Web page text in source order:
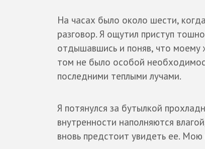
На часах было около шести,
разговор. Я ощутил приступ
отдышавшись и поняв, что моему
том не было особой
последними теплыми лучами.
Я потянулся за бутылкой
внутренности наполняются
вновь предстоит увидеть ее.